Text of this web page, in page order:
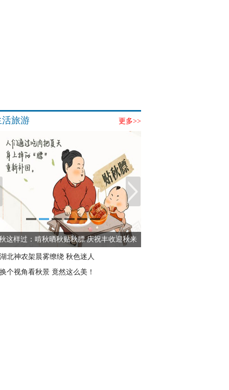
更多>>
活旅游
这样过：啃秋晒秋贴秋膘 庆祝丰收迎秋来
湖北神农架晨雾缭绕 秋色迷人
换个视角看秋景 竟然这么美！